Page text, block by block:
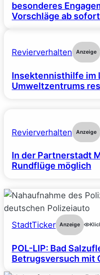
besonderes
Vorschläge ab
Revierverhalten Anzeige
Insektennisthilfe im
Umweltzentrums
Revierverhalten Anzeige
In der Partnerstadt
Rundflüge möglich
StadtTicker Anzeige
POL-LIP: Bad
Betrugsversuch mit